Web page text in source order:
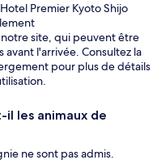
Premier Kyoto Shijo
site, qui peuvent être
l'arrivée. Consultez la
pour plus de détails
les animaux de
ne sont pas admis.